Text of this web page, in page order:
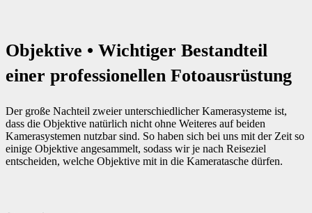
Objektive • Wichtiger Bestandteil
einer professionellen Fotoausrüstung
Der große Nachteil zweier unterschiedlicher Kamerasysteme ist,
dass die Objektive natürlich nicht ohne Weiteres auf beiden
Kamerasystemen nutzbar sind. So haben sich bei uns mit der Zeit so
einige Objektive angesammelt, sodass wir je nach Reiseziel
entscheiden, welche Objektive mit in die Kameratasche dürfen.